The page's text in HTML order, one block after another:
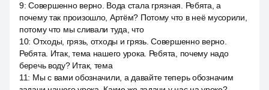
9:Совершенно верно. Вода стала грязная. Ребята, а
почему так произошло, Артём? Потому что в неё мусорили,
потому что мы сливали туда, что
10: Отходы, грязь, отходы и грязь. Совершенно верно.
Ребята. Итак, тема нашего урока. Ребята, почему надо
беречь воду? Итак, тема
11: Мы с вами обозначили, а давайте теперь обозначим